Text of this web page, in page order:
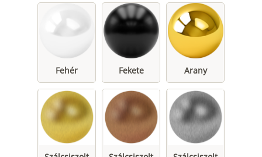
Fehér Fekete Arany